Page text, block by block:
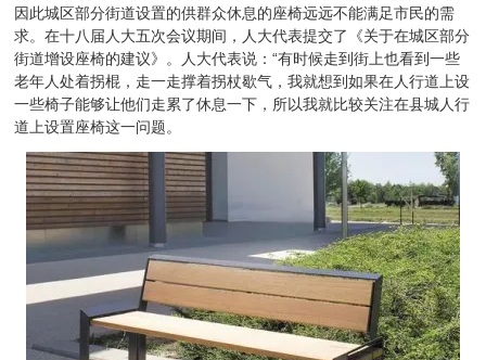
因此城区部分街道设置的供群众休息的座椅远远不能满足市民的需
求。在十八届人大五次会议期间，人大代表提交了《关于在城区部分
街道增设座椅的建议》。人大代表说：“有时候走到街上也看到一些
老年人处着拐棍，走一走撑着拐杖歇气，我就想到如果在人行道上设
一些椅子能够让他们走累了休息一下，所以我就比较关注在县城人行
道上设置座椅这一问题。